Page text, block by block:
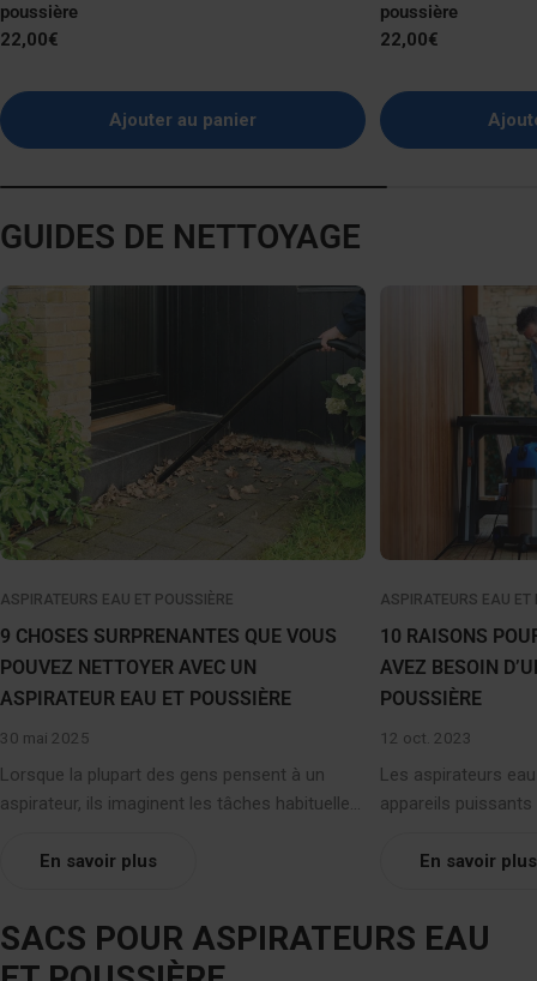
poussière
Prix
22,00€
Ajouter au panier
poussière
Prix
22,00€
GUIDES DE NETTOYAGE
ASPIRATEURS EAU ET POUSSIÈRE
9 CHOSES SURPRENANTES QUE VOUS
POUVEZ NETTOYER AVEC UN
ASPIRATEUR EAU ET POUSSIÈRE
30 mai 2025
Lorsque la plupart des gens pensent à un
aspirateur, ils imaginent les tâches habituelles
être un déversement occasionnel. Mais si
appareil multitâche puissant.Voici 9 choses
surprenantes que vous ne saviez
En savoir plus
ASPIRATEURS EAU ET
10 RAISONS
AVEZ BESOIN
POUSSIÈRE
12 oct. 2023
Les aspirateurs
appareils
liquides comme
utilisés pour un
En savoir plus
SACS POUR ASPIRATEURS EAU